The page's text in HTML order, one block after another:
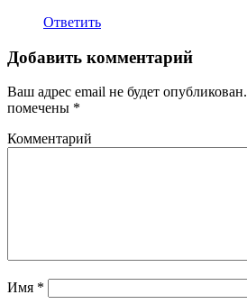
Ответить
Добавить комментарий
Ваш адрес email не будет опубликован.
помечены *
Комментарий
Имя *